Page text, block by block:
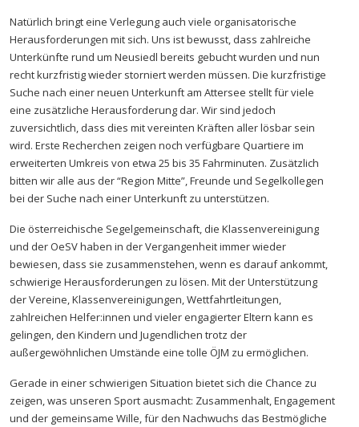
Natürlich bringt eine Verlegung auch viele organisatorische
Herausforderungen mit sich. Uns ist bewusst, dass zahlreiche
Unterkünfte rund um Neusiedl bereits gebucht wurden und nun
recht kurzfristig wieder storniert werden müssen. Die kurzfristige
Suche nach einer neuen Unterkunft am Attersee stellt für viele
eine zusätzliche Herausforderung dar. Wir sind jedoch
zuversichtlich, dass dies mit vereinten Kräften aller lösbar sein
wird. Erste Recherchen zeigen noch verfügbare Quartiere im
erweiterten Umkreis von etwa 25 bis 35 Fahrminuten. Zusätzlich
bitten wir alle aus der “Region Mitte”, Freunde und Segelkollegen
bei der Suche nach einer Unterkunft zu unterstützen.
Die österreichische Segelgemeinschaft, die Klassenvereinigung
und der OeSV haben in der Vergangenheit immer wieder
bewiesen, dass sie zusammenstehen, wenn es darauf ankommt,
schwierige Herausforderungen zu lösen. Mit der Unterstützung
der Vereine, Klassenvereinigungen, Wettfahrtleitungen,
zahlreichen Helfer:innen und vieler engagierter Eltern kann es
gelingen, den Kindern und Jugendlichen trotz der
außergewöhnlichen Umstände eine tolle ÖJM zu ermöglichen.
Gerade in einer schwierigen Situation bietet sich die Chance zu
zeigen, was unseren Sport ausmacht: Zusammenhalt, Engagement
und der gemeinsame Wille, für den Nachwuchs das Bestmögliche